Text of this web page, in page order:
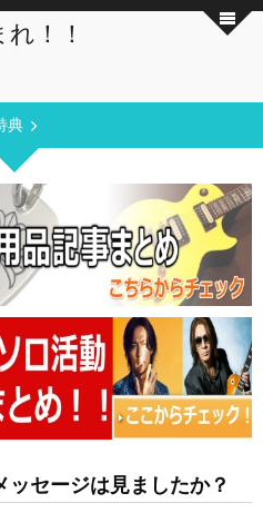
！！
典
ッセージは見ましたか？